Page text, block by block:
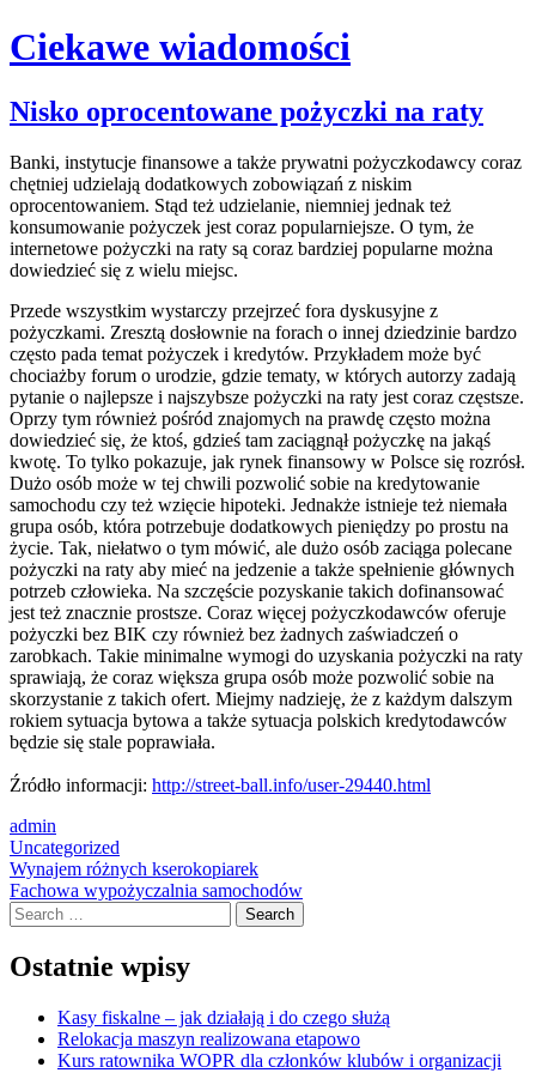
Ciekawe wiadomości
Skip
to
Nisko oprocentowane pożyczki na raty
Banki, instytucje finansowe a także prywatni pożyczkodawcy coraz
chętniej udzielają dodatkowych zobowiązań z niskim
oprocentowaniem. Stąd też udzielanie, niemniej jednak też
konsumowanie pożyczek jest coraz popularniejsze. O tym, że
internetowe pożyczki na raty są coraz bardziej popularne można
dowiedzieć się z wielu miejsc.
Przede wszystkim wystarczy przejrzeć fora dyskusyjne z
pożyczkami. Zresztą dosłownie na forach o innej dziedzinie bardzo
często pada temat pożyczek i kredytów. Przykładem może być
chociażby forum o urodzie, gdzie tematy, w których autorzy zadają
pytanie o najlepsze i najszybsze pożyczki na raty jest coraz częstsze.
Oprzy tym również pośród znajomych na prawdę często można
dowiedzieć się, że ktoś, gdzieś tam zaciągnął pożyczkę na jakąś
kwotę. To tylko pokazuje, jak rynek finansowy w Polsce się rozrósł.
Dużo osób może w tej chwili pozwolić sobie na kredytowanie
samochodu czy też wzięcie hipoteki. Jednakże istnieje też niemała
grupa osób, która potrzebuje dodatkowych pieniędzy po prostu na
życie. Tak, niełatwo o tym mówić, ale dużo osób zaciąga polecane
pożyczki na raty aby mieć na jedzenie a także spełnienie głównych
potrzeb człowieka. Na szczęście pozyskanie takich dofinansować
jest też znacznie prostsze. Coraz więcej pożyczkodawców oferuje
pożyczki bez BIK czy również bez żadnych zaświadczeń o
zarobkach. Takie minimalne wymogi do uzyskania pożyczki na raty
sprawiają, że coraz większa grupa osób może pozwolić sobie na
skorzystanie z takich ofert. Miejmy nadzieję, że z każdym dalszym
rokiem sytuacja bytowa a także sytuacja polskich kredytodawców
będzie się stale poprawiała.
Źródło informacji: http://street-ball.info/user-29440.html
admin
Uncategorized
Post
navigation
Wynajem różnych kserokopiarek
Fachowa wypożyczalnia samochodów
Search
Ostatnie wpisy
Kasy fiskalne – jak działają i do czego służą
Relokacja maszyn realizowana etapowo
Kurs ratownika WOPR dla członków klubów i organizacji